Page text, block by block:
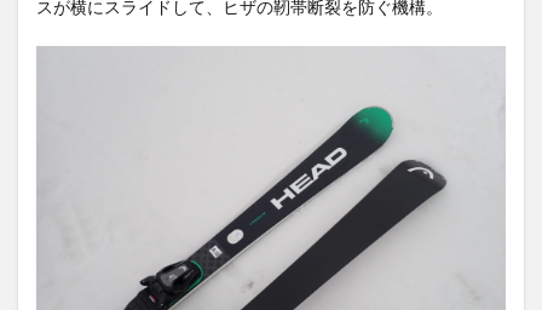
スが横にスライドして、ヒザの靭帯断裂を防ぐ機構。